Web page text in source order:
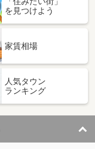
を見つけよう
家賃相場
人気タウン
ランキング